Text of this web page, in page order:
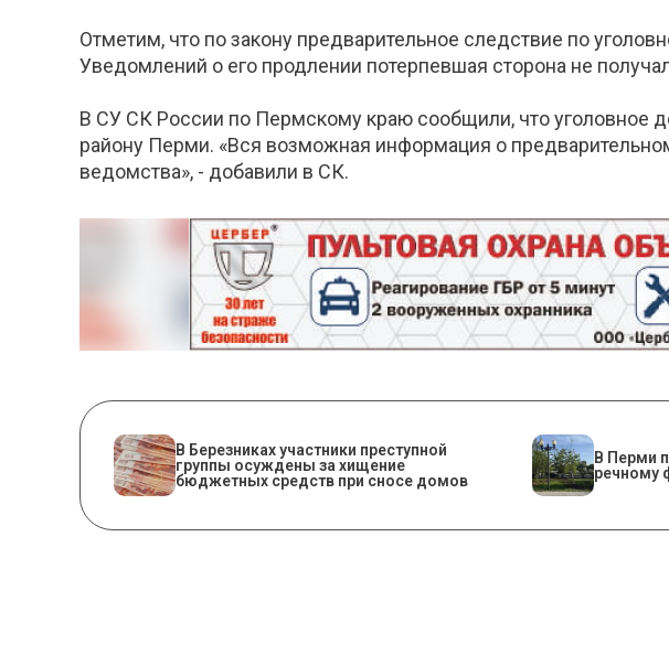
Отметим, что по закону предварительное следствие по
Уведомлений о его продлении потерпевшая сторона не
В СУ СК России по Пермскому краю сообщили, что уголовное
району Перми. «Вся возможная информация о
ведомства», - добавили в СК.
В Березниках участники преступной
группы осуждены за хищение
бюджетных средств при сносе домов
В Перми
речному